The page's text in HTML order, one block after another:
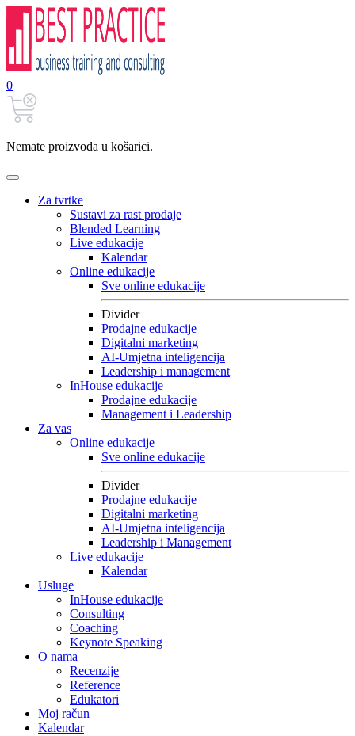
0
Nemate proizvoda u košarici.
Za tvrtke
Sustavi za rast prodaje
Blended Learning
Live edukacije
Kalendar
Online edukacije
Sve online edukacije
Divider
Prodajne edukacije
Digitalni marketing
AI-Umjetna inteligencija
Leadership i management
InHouse edukacije
Prodajne edukacije
Management i Leadership
Za vas
Online edukacije
Sve online edukacije
Divider
Prodajne edukacije
Digitalni marketing
AI-Umjetna inteligencija
Leadership i Management
Live edukacije
Kalendar
Usluge
InHouse edukacije
Consulting
Coaching
Keynote Speaking
O nama
Recenzije
Reference
Edukatori
Moj račun
Kalendar